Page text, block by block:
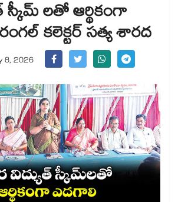
స్కీమ్ లతో ఆర్థికంగా
కలెక్టర్ సత్య శారద
8, 2026